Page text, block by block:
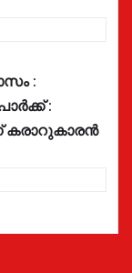
:
:
കരാറുകാരൻ